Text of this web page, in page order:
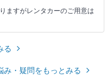
ますがレンタカーのご用意は
る
み・疑問をもっとみる